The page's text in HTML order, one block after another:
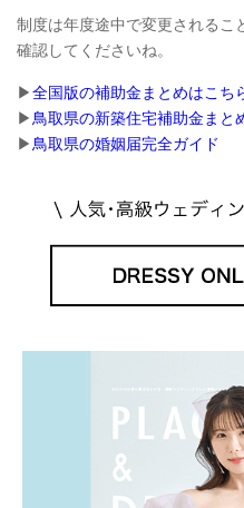
制度は年度途中で変更されるこ
確認してくださいね。
▶︎全国版の補助金まとめはこち
▶︎ 鳥取県の新築住宅補助金まと
▶︎ 鳥取県の婚姻届完全ガイド